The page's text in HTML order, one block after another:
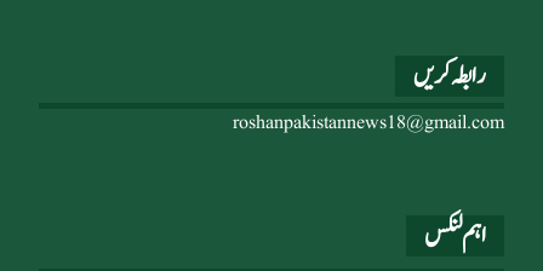
اہم لنکس
رابطہ کریں
roshanpakistannews18@gmail.com